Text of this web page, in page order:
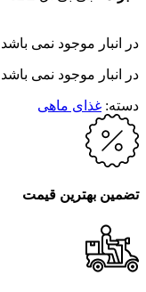
در انبار موجود نمی باشد
در انبار موجود نمی باشد
دسته: غذای ماهی
تضمین بهترین قیمت